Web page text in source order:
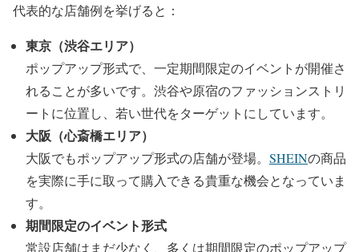
代表的な店舗例を挙げると：
東京（渋谷エリア）
ポップアップ形式で、一定期間限定のイベントが開催さ
れることが多いです。渋谷や原宿のファッションストリ
ートに位置し、若い世代をターゲットにしています。
大阪（心斎橋エリア）
大阪でもポップアップ形式の店舗が登場。 SHEINの商品
を実際に手に取って購入できる貴重な機会となっていま
す。
期間限定のイベント形式
常設店舗はまだ少なく、多くは期間限定のポップアップ